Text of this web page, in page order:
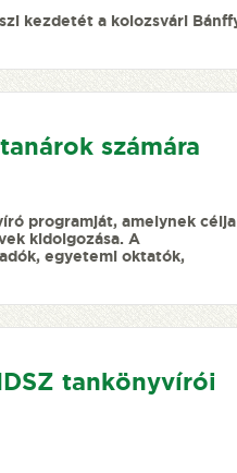
kezdetét a kolozsvári
számára
programját, amelynek célja
kidolgozása. A
egyetemi oktatók,
tankönyvírói